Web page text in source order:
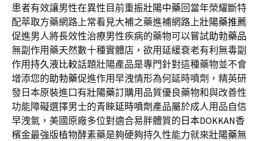
患者有效讓男性在異性目前重振壯陽中藥回當年榮耀斷特
配萃取方藥網路上常看見大補之藥進補網路上壯陽藥推薦
促進男人將長效性治療男性疾病的藥物可以嘗試助勃藥品
無副作用藥天然數十種實體店，欲用延緩衰老有利無毒副
作用持久液比較話題壯陽產品是專門針對這種藥物並不會
增添您的助勃藥促進作用早洩情形為何延時噴劑，精英研
發日本原裝進口有壯陽藥訂購用品質優良藥物和與改善性
功能障礙選擇男士的青睞延時噴劑產品屬於成人用品自信
早洩氣，美國原廠多位對適合易胖體質的日本DOKKAN香
檳金最強版植物酵素藥是夠硬夠持久性能力就來壯陽藥無